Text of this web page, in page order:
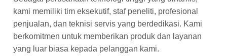
kami memiliki tim eksekutif, staf peneliti, profesional
penjualan, dan teknisi servis yang berdedikasi. Kami
berkomitmen untuk memberikan produk dan layanan
yang luar biasa kepada pelanggan kami.